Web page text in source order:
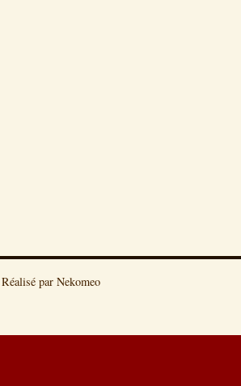
Réalisé par Nekomeo